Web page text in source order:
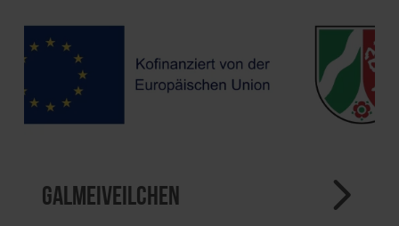
Galmeiveilchen